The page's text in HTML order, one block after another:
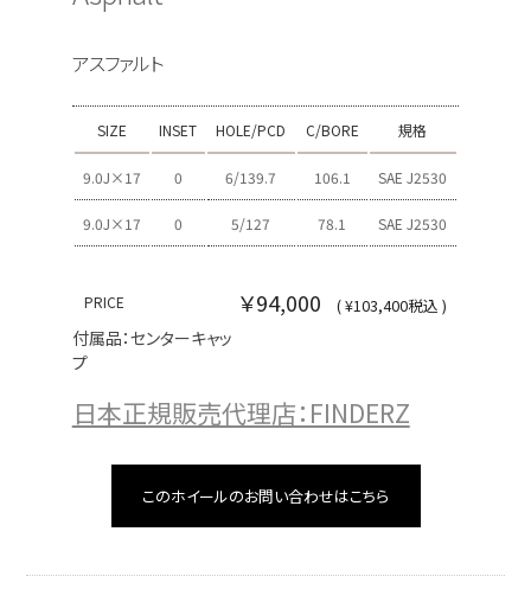
アスファルト
SIZE INSET HOLE/PCD C/BORE 規格
9.0J×17 0 6/139.7 106.1 SAE J2530
9.0J×17 0 5/127 78.1 SAE J2530
PRICE ￥94,000 ( ¥103,400税込 )
付属品：センターキャッ
プ
日本正規販売代理店：FINDERZ
このホイールのお問い合わせはこちら